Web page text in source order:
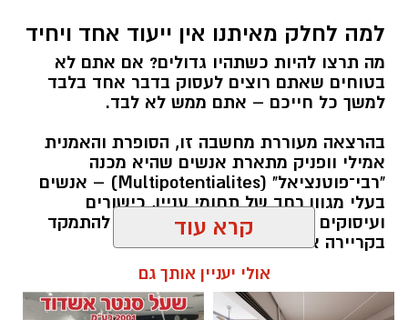
למה לחלק מאיתנו אין ייעוד אחד ויחיד
מה תרצו להיות כשתהיו גדולים? אם אתם לא
בטוחים שאתם רוצים לעסוק בדבר אחד בלבד
למשך כל חייכם – אתם ממש לא לבד.
בהרצאה מעוררת מחשבה זו, הסופרת והאמנית
אמילי וופניק מתארת אנשים שהיא מכנה
"רבי־פוטנציאל" (Multipotentialites) – אנשים
בעלי מגוון רחב של תחומי עניין, כישורים
ועיסוקים שונים לאורך חייהם, במקום להתמקד
בקריירה אחת בלבד.
האם גם אתם כאלה?
קרא עוד
אולי יעניין אותך גם